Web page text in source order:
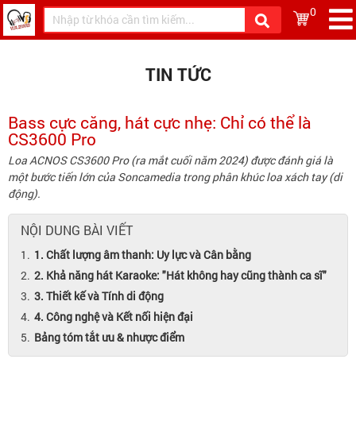
0
TIN TỨC
Bass cực căng, hát cực nhẹ: Chỉ có thể là
CS3600 Pro
Loa ACNOS CS3600 Pro (ra mắt cuối năm 2024) được đánh giá là
một bước tiến lớn của Soncamedia trong phân khúc loa xách tay (di
động).
NỘI DUNG BÀI VIẾT
1. Chất lượng âm thanh: Uy lực và Cân bằng
2. Khả năng hát Karaoke: "Hát không hay cũng thành ca sĩ"
3. Thiết kế và Tính di động
4. Công nghệ và Kết nối hiện đại
Bảng tóm tắt ưu & nhược điểm